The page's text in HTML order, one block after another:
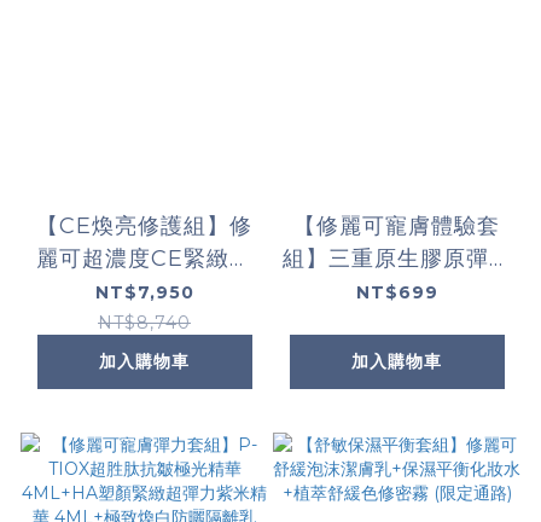
【CE煥亮修護組】修
麗可超濃度CE緊緻修
護抗氧化精華+高效舒
顏修護霜 (限定通路)
NT$7,950
NT$8,740
加入購物車
【修麗可寵膚體驗套
組】三重原生膠原彈嫩
精華 4ML+2:4:2 三重
4ML+極致煥白防曬隔
離乳SPF50 3ML(限
NT$699
加入購物車